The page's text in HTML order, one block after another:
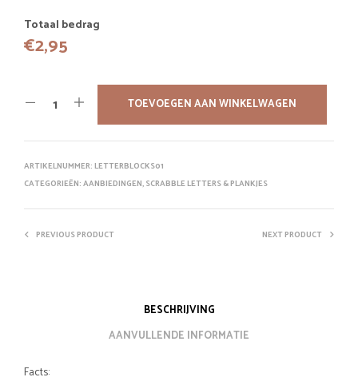
Totaal bedrag
€2,95
TOEVOEGEN AAN WINKELWAGEN
ARTIKELNUMMER:LETTERBLOCKS01
CATEGORIEËN:AANBIEDINGEN,SCRABBLE LETTERS & PLANKJES
PREVIOUS PRODUCT NEXT PRODUCT
BESCHRIJVING
AANVULLENDE INFORMATIE
Facts: